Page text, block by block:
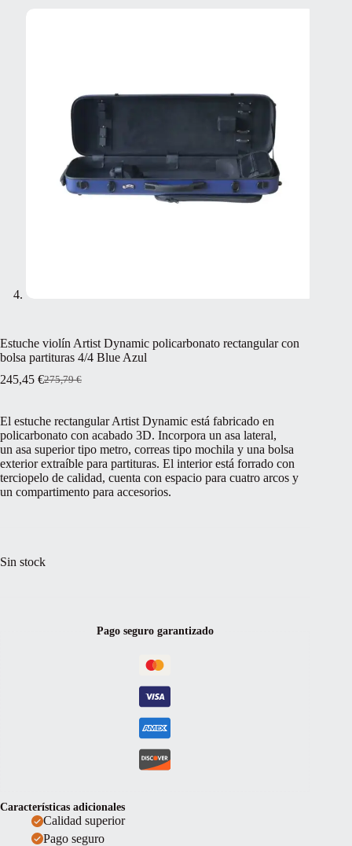
Estuche violín Artist Dynamic policarbonato rectangular con
bolsa partituras 4/4 Blue Azul
275,79€
El
original
era:
275,79 €.
245,45 €El
actual
es:
245,45 €.
El estuche rectangular Artist Dynamic está fabricado en
policarbonato con acabado 3D. Incorpora un asa lateral,
un asa superior tipo metro, correas tipo mochila y una bolsa
exterior extraíble para partituras. El interior está forrado con
terciopelo de calidad, cuenta con espacio para cuatro arcos y
un compartimento para accesorios.
Sin stock
Pago seguro garantizado
Características adicionales
Calidad superior
Pago seguro